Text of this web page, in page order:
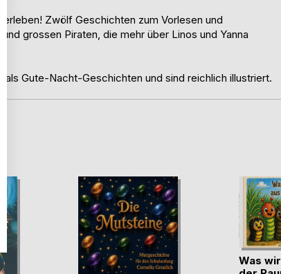
Zwölf Geschichten zum Vorlesen und
grossen Piraten, die mehr über Linos und Yanna
Gute-Nacht-Geschichten und sind reichlich illustriert.
Was